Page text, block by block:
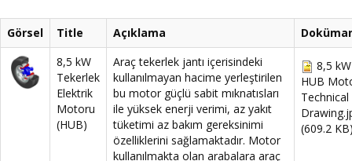
Görsel Title Açıklama
8,5 kW
Tekerlek
Elektrik
Motoru
(HUB)
Araç tekerlek jantı içerisindeki
kullanılmayan hacime yerleştirilen
bu motor güçlü sabit mıknatısları
ile yüksek enerji verimi, az yakıt
tüketimi az bakım gereksinimi
özelliklerini sağlamaktadır. Motor
kullanılmakta olan arabalara araç
8,5 kW
HUB
Technical
(609.2